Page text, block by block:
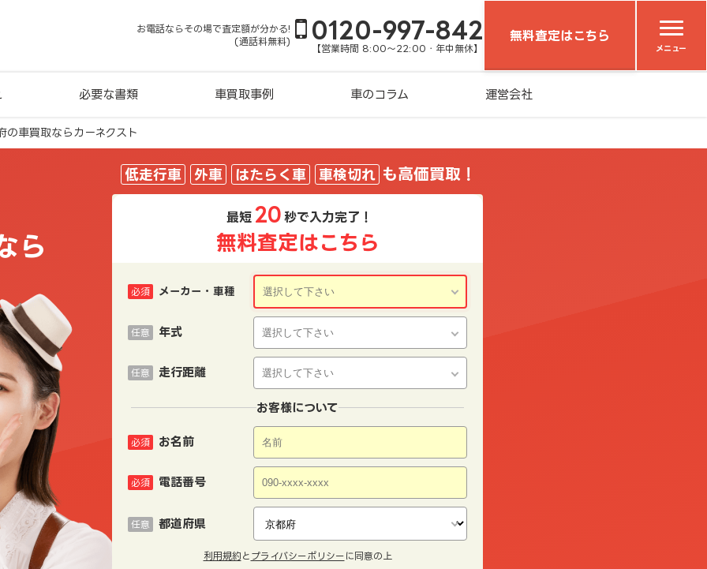
お電話ならその場で査定額が分かる!
(通話料無料)
0120-997-842
【営業時間 8:00～22:00・年中無休】
無料査定はこちら
メニュー
必要な書類 車買取事例 車のコラム 運営会社
の車買取ならカーネクスト
ら
低走行車 外車 はたらく車 車検切れ も高価買取！
最短 20 秒で入力完了！
無料査定はこちら
メーカー・車種
必須
年式
任意
走行距離
任意
お客様について
お名前
必須
電話番号
必須
都道府県
任意
利用規約 と プライバシーポリシー に同意の上